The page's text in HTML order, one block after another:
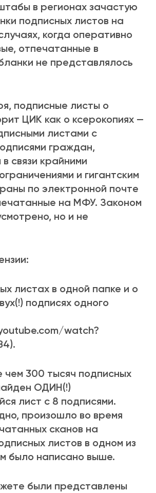
в регионах зачастую
подписных листов на
когда оперативно
отпечатанные в
не представлялось
подписные листы о
ЦИК как о ксерокопиях —
листами с
граждан,
связи крайними
и гигантским
по электронной почте
на МФУ. Законом
но и не
листах в одной папке и о
подписях одного
watch?
300 тысяч подписных
ОДИН(!)
лист с 8 подписями.
произошло во время
сканов на
листов в одном из
было написано выше.
были представлены